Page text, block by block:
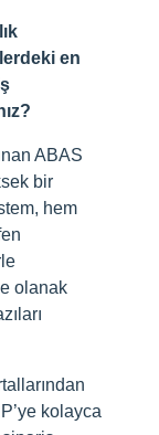
en
ABAS
bir
hem
olanak
kolayca